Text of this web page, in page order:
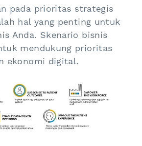
pada prioritas strategis
hal yang penting untuk
Anda. Skenario bisnis
mendukung prioritas
ekonomi digital.